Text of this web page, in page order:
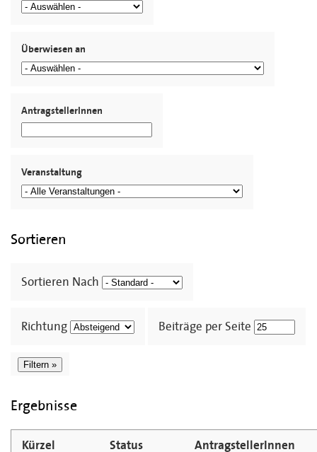
Überwiesen an
AntragstellerInnen
Veranstaltung
Sortieren
Sortieren Nach
Richtung Beiträge per Seite
Ergebnisse
Kürzel Status AntragstellerInnen